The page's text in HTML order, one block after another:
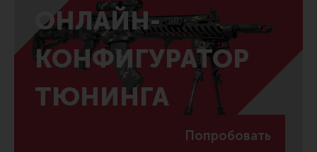
ОНЛАЙН-
КОНФИГУРАТОР
ТЮНИНГА
Попробовать